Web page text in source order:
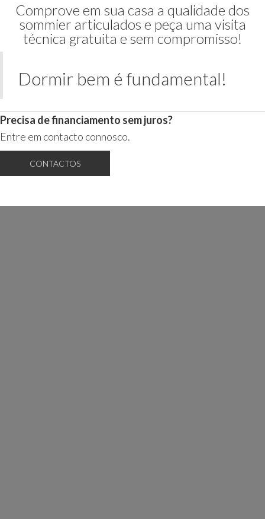
Comprove em sua casa a qualidade dos
sommier articulados e peça uma visita
técnica gratuita e sem compromisso!
Dormir bem é fundamental!
Precisa de financiamento sem juros?
Entre em contacto connosco.
CONTACTOS